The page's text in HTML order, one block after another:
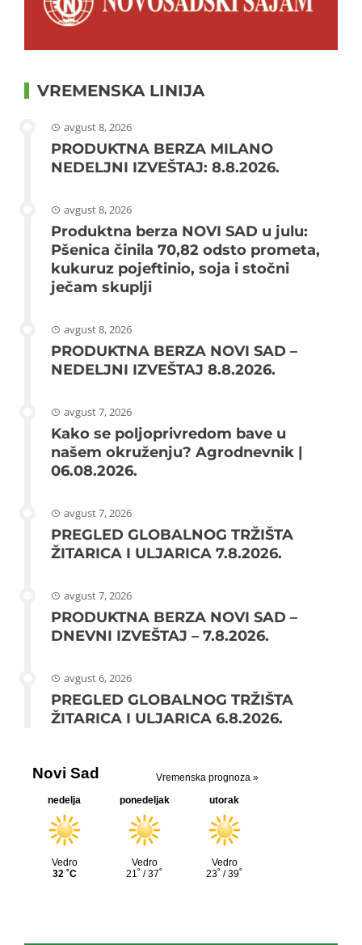
VREMENSKA LINIJA
avgust 8, 2026
PRODUKTNA BERZA MILANO
NEDELJNI IZVEŠTAJ: 8.8.2026.
avgust 8, 2026
Produktna berza NOVI SAD u julu:
Pšenica činila 70,82 odsto prometa,
kukuruz pojeftinio, soja i stočni
ječam skuplji
avgust 8, 2026
PRODUKTNA BERZA NOVI SAD –
NEDELJNI IZVEŠTAJ 8.8.2026.
avgust 7, 2026
Kako se poljoprivredom bave u
našem okruženju? Agrodnevnik |
06.08.2026.
avgust 7, 2026
PREGLED GLOBALNOG TRŽIŠTA
ŽITARICA I ULJARICA 7.8.2026.
avgust 7, 2026
PRODUKTNA BERZA NOVI SAD –
DNEVNI IZVEŠTAJ – 7.8.2026.
avgust 6, 2026
PREGLED GLOBALNOG TRŽIŠTA
ŽITARICA I ULJARICA 6.8.2026.